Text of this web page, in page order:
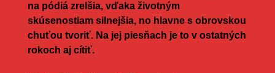
na pódiá zrelšia, vďaka životným
skúsenostiam silnejšia, no hlavne s obrovskou
chuťou tvoriť. Na jej piesňach je to v ostatných
rokoch aj cítiť.